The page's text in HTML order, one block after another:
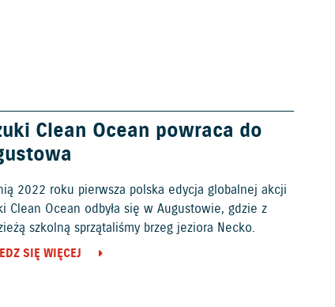
Clean Ocean powraca do
2022 roku pierwsza polska edycja globalnej akcji
Clean Ocean odbyła się w Augustowie, gdzie z
szkolną sprzątaliśmy brzeg jeziora Necko.
SIĘ WIĘCEJ